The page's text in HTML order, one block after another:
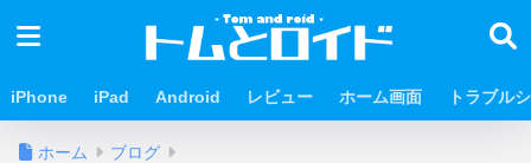
iPhone iPad Android レビュー ホーム画面 トラブル
ホーム ブログ